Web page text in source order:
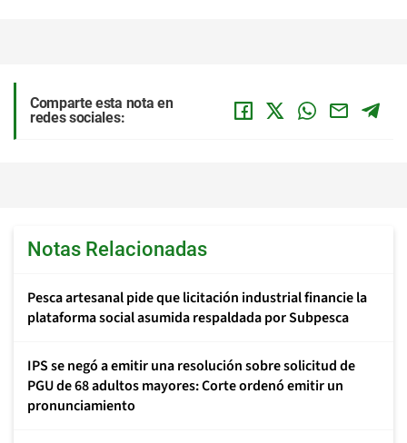
Comparte esta nota en
redes sociales:
Notas Relacionadas
Pesca artesanal pide que licitación industrial financie la
plataforma social asumida respaldada por Subpesca
IPS se negó a emitir una resolución sobre solicitud de
PGU de 68 adultos mayores: Corte ordenó emitir un
pronunciamiento